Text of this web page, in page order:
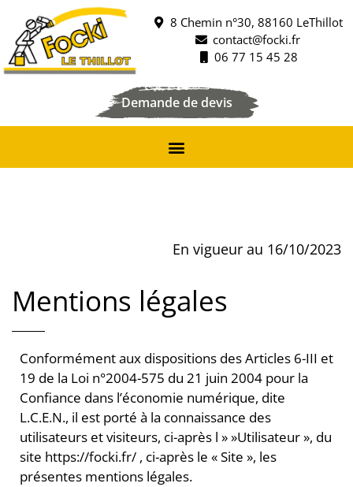
8 Chemin n°30, 88160 LeThillot
contact@focki.fr
06 77 15 45 28
Demande de devis
En vigueur au 16/10/2023
Mentions légales
Conformément aux dispositions des Articles 6-III et
19 de la Loi n°2004-575 du 21 juin 2004 pour la
Confiance dans l’économie numérique, dite
L.C.E.N., il est porté à la connaissance des
utilisateurs et visiteurs, ci-après l » »Utilisateur », du
site https://focki.fr/ , ci-après le « Site », les
présentes mentions légales.